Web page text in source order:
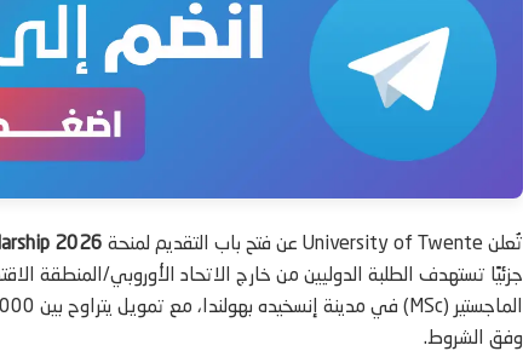
تُعلن University of Twente عن فتح باب التقديم لمنحة 2026
جزئيًا تستهدف الطلبة الدوليين من خارج الاتحاد الأوروبي/المنطقة
وفق الشروط.